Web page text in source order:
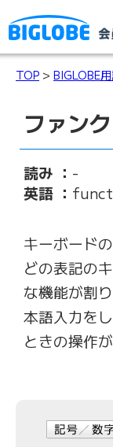
TOP > BIGLOBE
ファン
読み ： -
英語 ：
キーボード
どの表記の
な機能が割
本語入力を
ときの操作